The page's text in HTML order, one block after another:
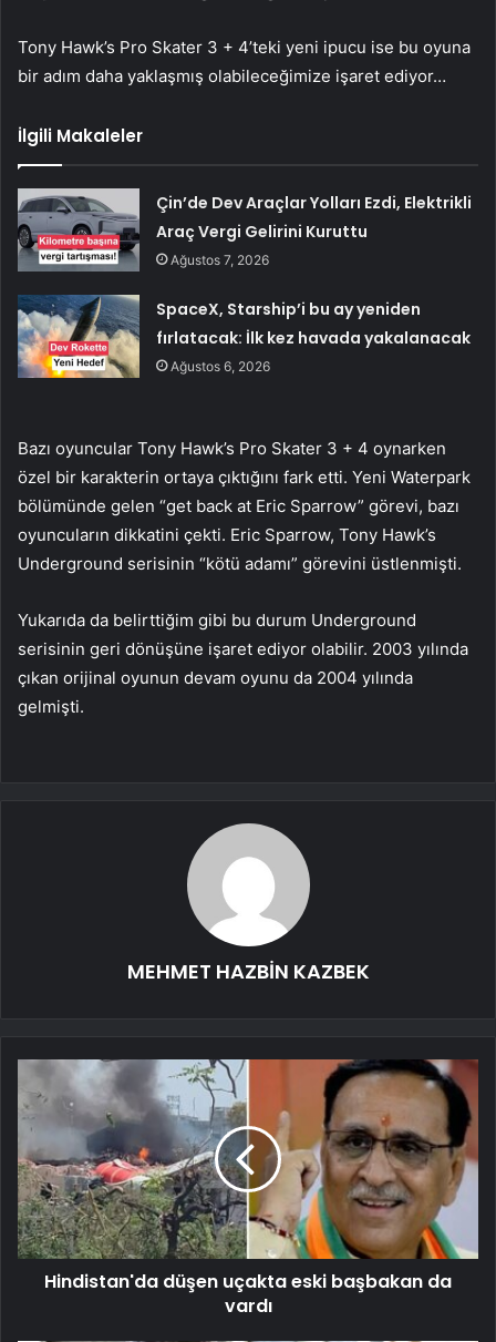
Tony Hawk’s Pro Skater 3 + 4’teki yeni ipucu ise bu oyuna
bir adım daha yaklaşmış olabileceğimize işaret ediyor…
İlgili Makaleler
Çin’de Dev Araçlar Yolları Ezdi, Elektrikli
Araç Vergi Gelirini Kuruttu
Ağustos 7, 2026
SpaceX, Starship’i bu ay yeniden
fırlatacak: İlk kez havada yakalanacak
Ağustos 6, 2026
Bazı oyuncular Tony Hawk’s Pro Skater 3 + 4 oynarken
özel bir karakterin ortaya çıktığını fark etti. Yeni Waterpark
bölümünde gelen “get back at Eric Sparrow” görevi, bazı
oyuncuların dikkatini çekti. Eric Sparrow, Tony Hawk’s
Underground serisinin “kötü adamı” görevini üstlenmişti.
Yukarıda da belirttiğim gibi bu durum Underground
serisinin geri dönüşüne işaret ediyor olabilir. 2003 yılında
çıkan orijinal oyunun devam oyunu da 2004 yılında
gelmişti.
MEHMET HAZBİN KAZBEK
Hindistan'da düşen uçakta eski başbakan da
vardı